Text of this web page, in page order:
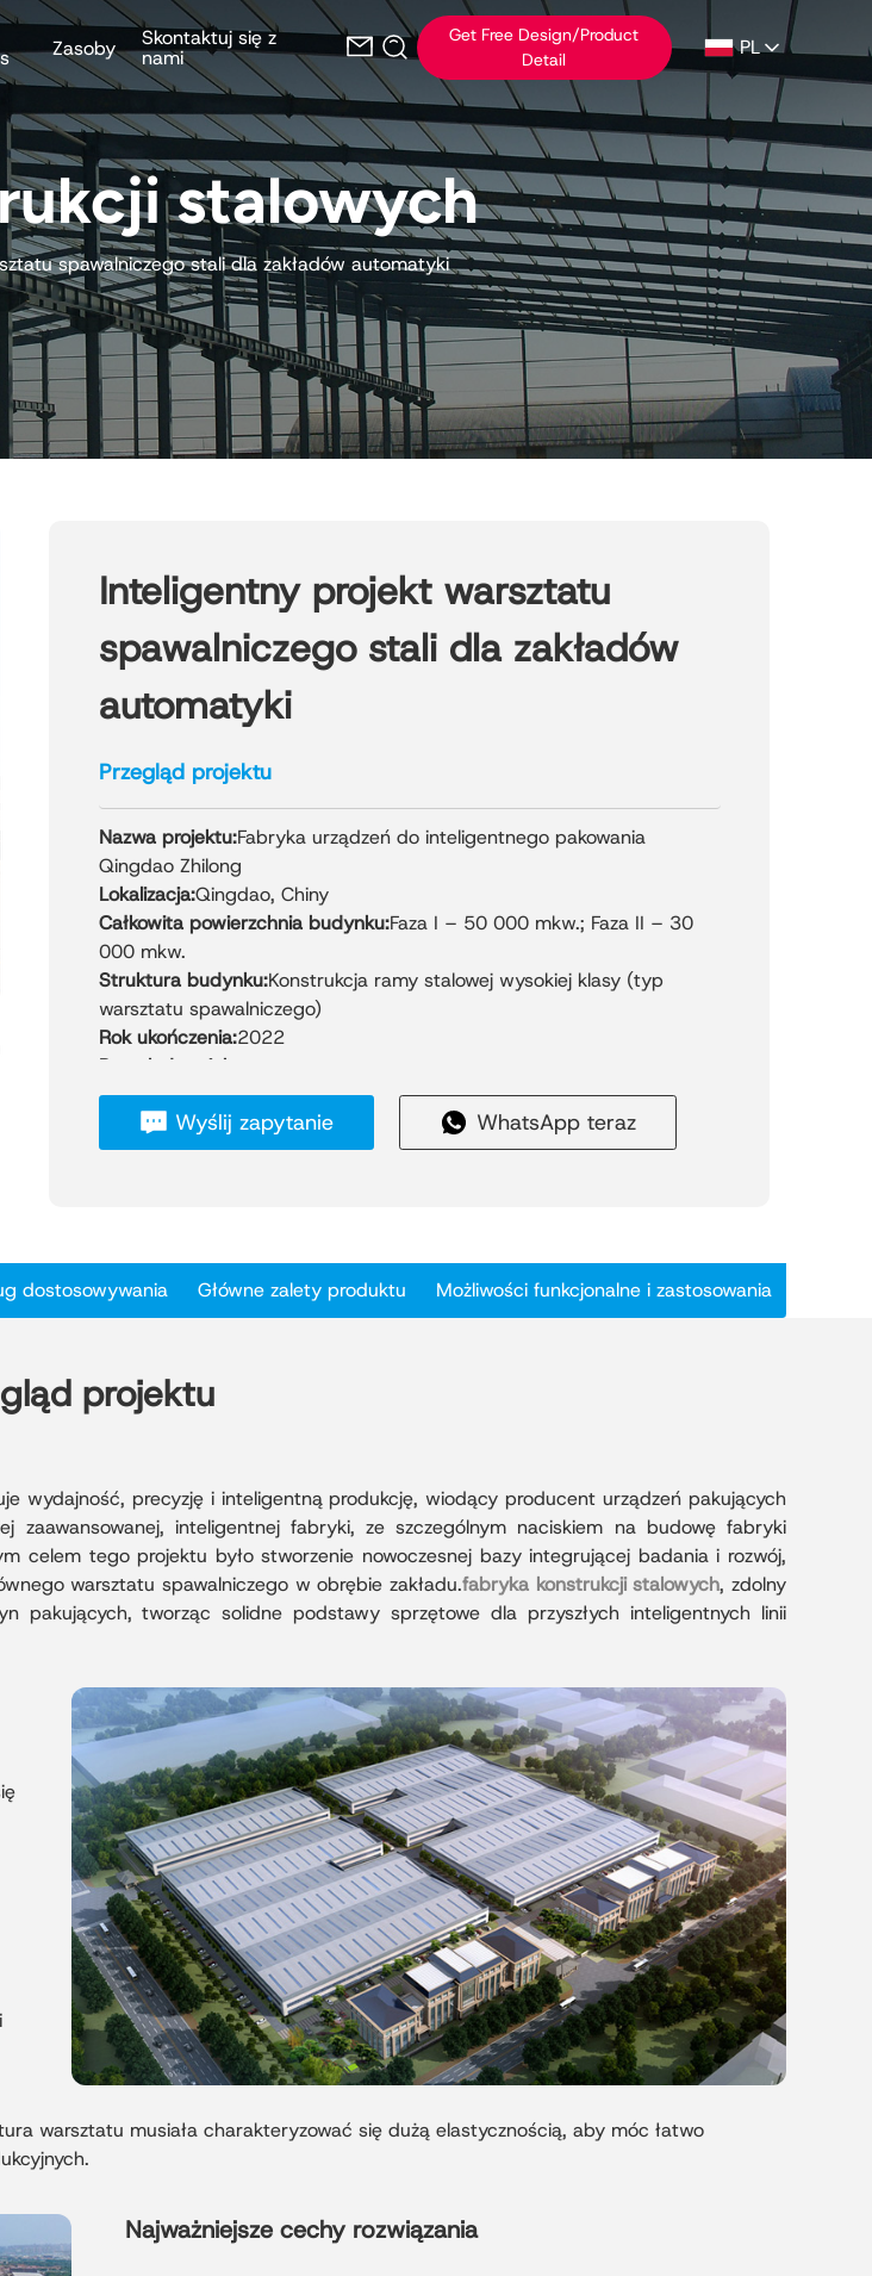
Zasoby
Skontaktuj się z
nami
Get Free Design/Product
Detail
PL
stalowych
spawalniczego stali dla zakładów automatyki
Inteligentny projekt warsztatu
spawalniczego stali dla zakładów
automatyki
Przegląd projektu
Nazwa projektu:Fabryka urządzeń do inteligentnego pakowania
Qingdao Zhilong
Lokalizacja:Qingdao, Chiny
Całkowita powierzchnia budynku:Faza I – 50 000 mkw.; Faza II – 30
000 mkw.
Struktura budynku:Konstrukcja ramy stalowej wysokiej klasy (typ
warsztatu spawalniczego)
Rok ukończenia:2022
Przegląd projektu:
Projekt Qingdao Zhilong Packaging Equipment to inteligentna fabryka
o wysokiej klasie, zaprojektowana tak, aby spełniać wysokie standardy
nowoczesnej produkcji przemysłowej. Kompleks składa się z pięciu
ściennych o grubości 75 mm z czterostronnymi, zazębiającymi się
łączeniami, co zapewnia doskonałą izolację i elegancką elewację.
Panele dachowe z rąbkiem 360° zwiększają wodoodporność i trwałość,
energetyczną i komfort w warsztatach.
Projekt ten, zbudowany z wykorzystaniem precyzyjnie opracowanej
estetyki przemysłowej – wyznaczając nowy standard dla
inteligentnych zakładów produkcyjnych w regionie.
Wyślij zapytanie WhatsApp teraz
dostosowywania Główne zalety produktu Możliwości funkcjonalne i zastosowania
projektu
wydajność, precyzję i inteligentną produkcję, wiodący producent urządzeń pakujących
inteligentnej fabryki, ze szczególnym naciskiem na budowę fabryki
celem tego projektu było stworzenie nowoczesnej bazy integrującej badania i rozwój,
warsztatu spawalniczego w obrębie zakładu.fabryka konstrukcji stalowych, zdolny
pakujących, tworząc solidne podstawy sprzętowe dla przyszłych inteligentnych linii
warsztatu musiała charakteryzować się dużą elastycznością, aby móc łatwo
Najważniejsze cechy rozwiązania